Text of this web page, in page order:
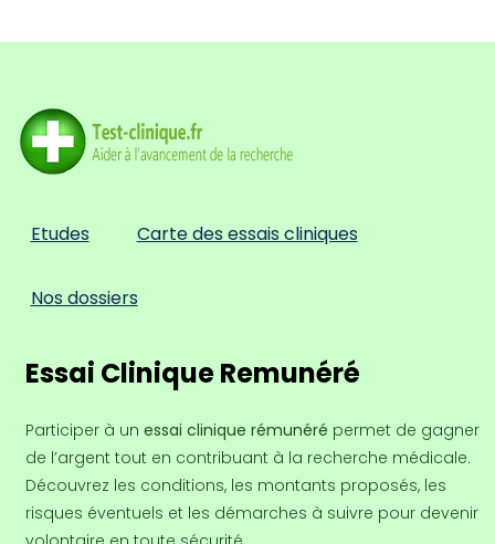
Etudes Carte des essais cliniques
Nos dossiers
Essai Clinique Remunéré
Participer à un essai clinique rémunéré permet de gagner
de l’argent tout en contribuant à la recherche médicale.
Découvrez les conditions, les montants proposés, les
risques éventuels et les démarches à suivre pour devenir